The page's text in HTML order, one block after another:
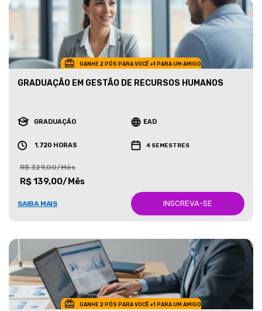
GANHE 2 PÓS PARA VOCÊ +1 PARA UM AMIGO
GRADUAÇÃO EM GESTÃO DE RECURSOS HUMANOS
GRADUAÇÃO EAD
1.720 HORAS 4 SEMESTRES
R$ 329,00/Mês
R$ 139,00/Mês
SAIBA MAIS INSCREVA-SE
GANHE 2 PÓS PARA VOCÊ +1 PARA UM AMIGO